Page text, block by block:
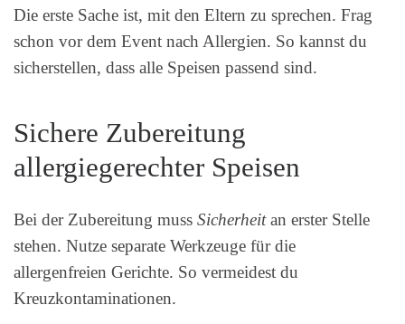
Die erste Sache ist, mit den Eltern zu sprechen. Frag
schon vor dem Event nach Allergien. So kannst du
sicherstellen, dass alle Speisen passend sind.
Sichere Zubereitung
allergiegerechter Speisen
Bei der Zubereitung muss Sicherheitan erster Stelle
stehen. Nutze separate Werkzeuge für die
allergenfreien Gerichte. So vermeidest du
Kreuzkontaminationen.